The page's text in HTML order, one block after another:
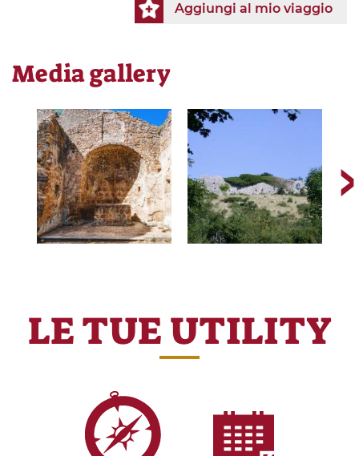
Aggiungi al mio viaggio
Media gallery
LE TUE UTILITY